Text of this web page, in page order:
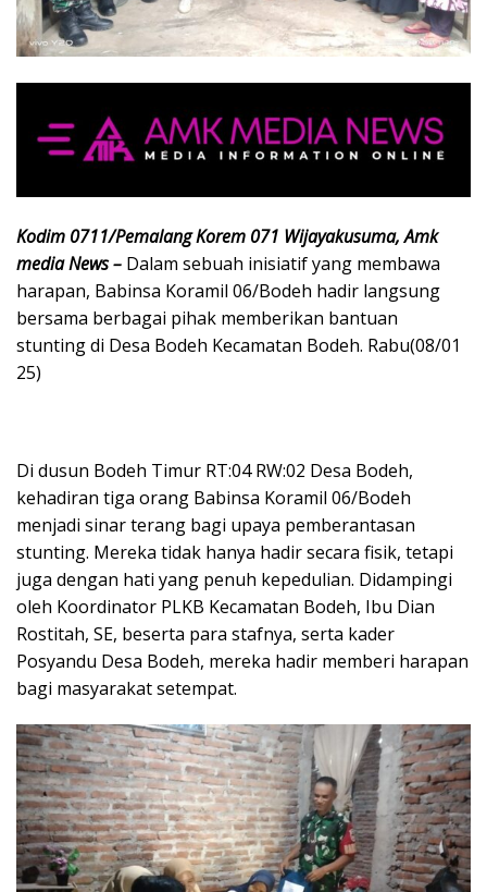
Kodim 0711/Pemalang Korem 071 Wijayakusuma, Amk
media News – Dalam sebuah inisiatif yang membawa
harapan, Babinsa Koramil 06/Bodeh hadir langsung
bersama berbagai pihak memberikan bantuan
stunting di Desa Bodeh Kecamatan Bodeh. Rabu(08/01
25)
Di dusun Bodeh Timur RT:04 RW:02 Desa Bodeh,
kehadiran tiga orang Babinsa Koramil 06/Bodeh
menjadi sinar terang bagi upaya pemberantasan
stunting. Mereka tidak hanya hadir secara fisik, tetapi
juga dengan hati yang penuh kepedulian. Didampingi
oleh Koordinator PLKB Kecamatan Bodeh, Ibu Dian
Rostitah, SE, beserta para stafnya, serta kader
Posyandu Desa Bodeh, mereka hadir memberi harapan
bagi masyarakat setempat.